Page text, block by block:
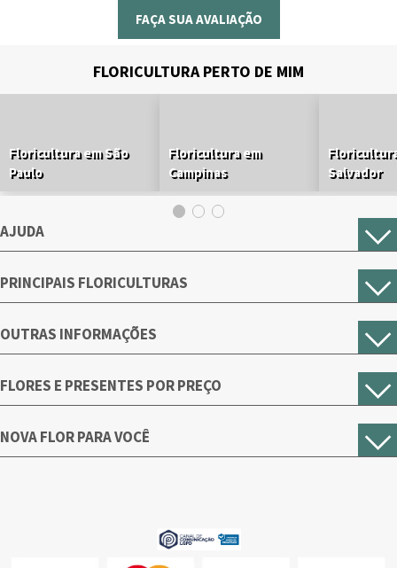
FAÇA SUA AVALIAÇÃO
FLORICULTURA PERTO DE MIM
Floricultura em São
Paulo
Floricultura em
Campinas
Salvador
AJUDA
PRINCIPAIS FLORICULTURAS
OUTRAS INFORMAÇÕES
FLORES E PRESENTES POR PREÇO
NOVA FLOR PARA VOCÊ